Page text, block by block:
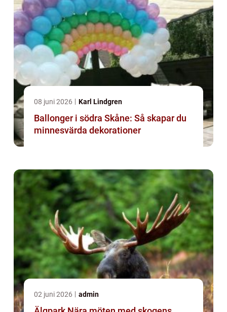
08 juni 2026 Karl Lindgren
Ballonger i södra Skåne: Så skapar du
minnesvärda dekorationer
02 juni 2026 admin